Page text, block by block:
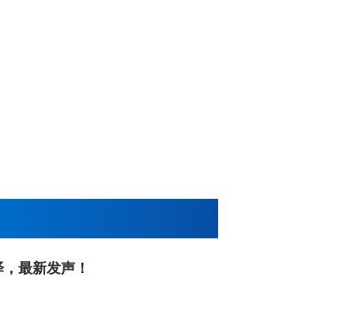
最新发声！